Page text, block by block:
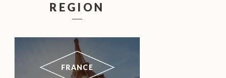
REGION
FRANCE